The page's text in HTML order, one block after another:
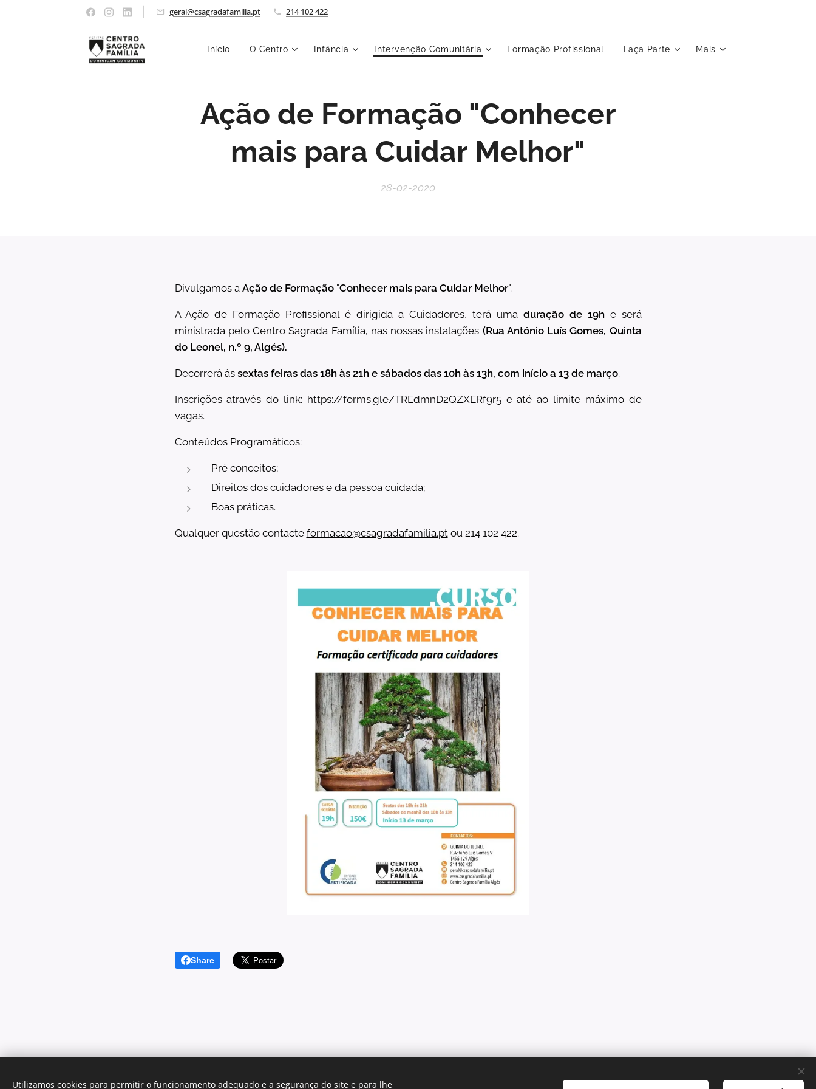
geral@csagradafamilia.pt 214 102 422
Início O Centro Infância Intervenção Comunitária Formação Profissional Faça Parte Mais
Ação de Formação "Conhecer
mais para Cuidar Melhor"
28-02-2020
Divulgamos a Ação de Formação"Conhecer mais para Cuidar Melhor".
A Ação de Formação Profissional é dirigida a Cuidadores, terá uma duração de 19he será
ministrada pelo Centro Sagrada Família, nas nossas instalações (Rua António Luís Gomes, Quinta
do Leonel, n.º 9, Algés).
Decorrerá às sextas feiras das 18h às 21h e sábados das 10h às 13h, com início a 13 de março.
Inscrições através do link: https://forms.gle/TREdmnD2QZXERf9r5e até ao limite máximo de
vagas.
Conteúdos Programáticos:
Pré conceitos;
Direitos dos cuidadores e da pessoa cuidada;
Boas práticas.
Qualquer questão contacte formacao@csagradafamilia.ptou 214 102 422.
Share
© 2025 Centro Sagrada Família | Todos os direitos reservados.
Utilizamos cookies para permitir o funcionamento adequado e a segurança do site e para lhe